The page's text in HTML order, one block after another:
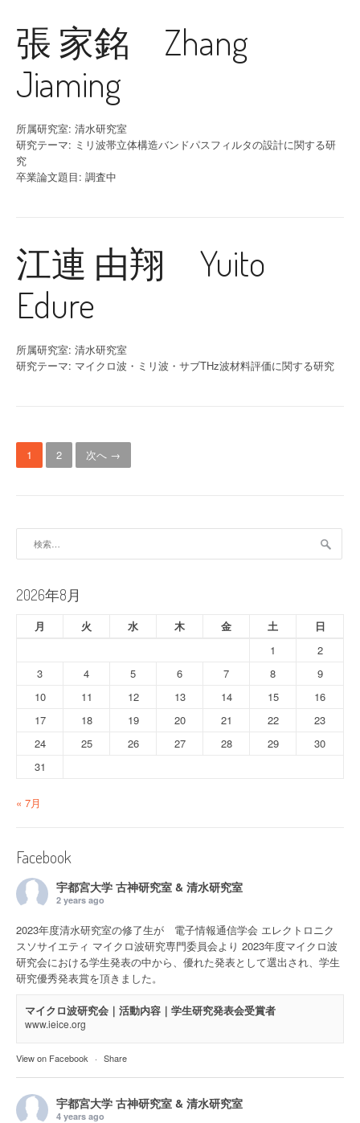
張 家銘 Zhang
Jiaming
所属研究室: 清水研究室
研究テーマ: ミリ波帯立体構造バンドパスフィルタの設計に関する研
究
卒業論文題目: 調査中
江連 由翔 Yuito
Edure
所属研究室: 清水研究室
研究テーマ: マイクロ波・ミリ波・サブTHz波材料評価に関する研究
投
稿
ビ
ゲ
ー
シ
ン
1 2 次へ →
2026年8月
月 火 水 木 金 土
日
1
2
3
4 5 6 7 8
9
10
11 12 13 14 15
16
17
18 19 20 21 22
23
24
25 26 27 28 29
30
31
« 7月
Facebook
宇都宮大学 古神研究室 & 清水研究室
2 years ago
2023年度清水研究室の修了生が 電子情報通信学会 エレクトロニク
スソサイエティ マイクロ波研究専門委員会より 2023年度マイクロ波
研究会における学生発表の中から、優れた発表として選出され、学生
研究優秀発表賞を頂きました。
マイクロ波研究会｜活動内容｜学生研究発表会受賞者
www.ieice.org
View on Facebook · Share
宇都宮大学 古神研究室 & 清水研究室
4 years ago